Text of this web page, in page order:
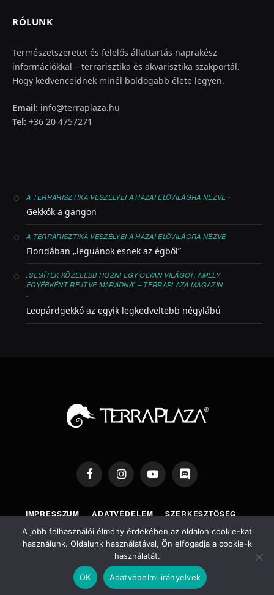
RÓLUNK
Természetszeretet és felelős állattartás naprakész
információkkal – terrarisztika és akvarisztika szakportál.
Hogy kedvenceidnek minél boldogabb élete legyen.
Email: info@terraplaza.hu
Tel: +36 20 4757271
A TERRARISZTIKA VESZÉLYEI A HAZAI ÉLŐVILÁGRA NÉZVE-
Gekkók a gangon
A TERRARISZTIKA VESZÉLYEI A HAZAI ÉLŐVILÁGRA NÉZVE-
Floridában „leguánok esnek az égből”
„SEGÍTEK KÖZELEBB HOZNI EGY OLYAN VILÁGOT, AMELY
EGYÉBKÉNT REJTVE MARADNA” – TERRAPLAZA MAGAZIN
-
Leopárdgekkó az egyik legkedveltebb négylábú
FacebookInstagramYouTubeDiscord
IMPRESSZUM ADATVÉDELEM
SZERKESZTŐSÉG
TERRAPLAZA SHOP
TERRAPLAZA EXPO
Copyright © 2026 TerraPlaza ®
A jobb felhasználói élmény érdekében az oldalon cookie-kat
használunk. Oldalunk használatával, Ön elfogadja a cookie-k
használatát.
OK Adatvédelmi irányelvek